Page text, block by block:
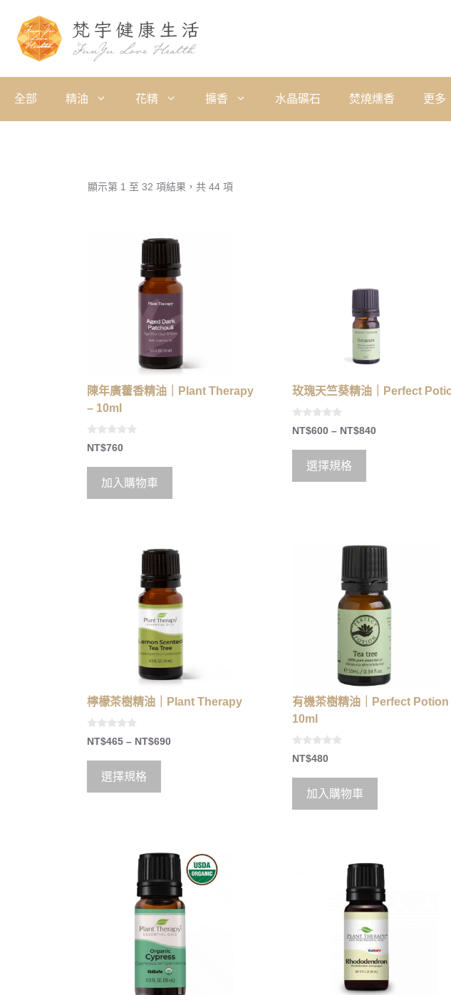
全部 精油 花精 擴香 水晶礦石 焚燒燻香 更多
顯示第 1 至 32 項結果，共 44 項
陳年廣藿香精油｜Plant Therapy
– 10ml
0
o
5
NT$760
加入購物車
玫瑰天竺葵精油｜Perfect
0
o
5
NT$600 – NT$840
選擇規格
檸檬茶樹精油｜Plant Therapy
0
o
5
NT$465 – NT$690
選擇規格
有機茶樹精油｜Perfect Potion
10ml
0
o
5
NT$480
加入購物車